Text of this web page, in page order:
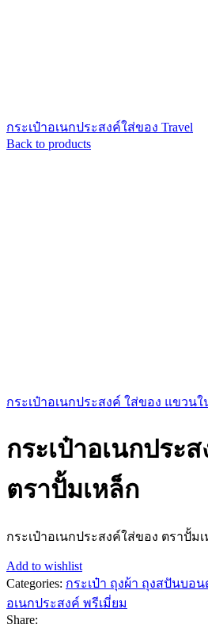
กระเป๋าอเนกประสงค์ใส่ของ Travel
Back to products
กระเป๋าอเนกประสงค์ ใส่ของ แขวน
กระเป๋าอเนกประ
ตราปั้มเหล็ก
กระเป๋าอเนกประสงค์ใส่ของ ตราปั้ม
Add to wishlist
Categories: กระเป๋า ถุงผ้า ถุงสปันบอน
อเนกประสงค์ พรีเมี่ยม
Share: